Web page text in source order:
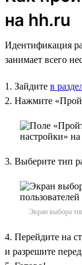
на hh.ru
Идентификация
занимает всего
1. Зайдите в
2. Нажмите
3. Выберите тип
Экран выбора
4. Перейдите на
и разрешите